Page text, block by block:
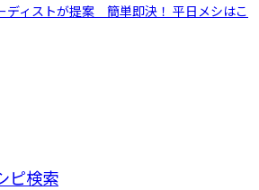
ディストが提案 簡単即決！ 平日メシはこ
ピ検索